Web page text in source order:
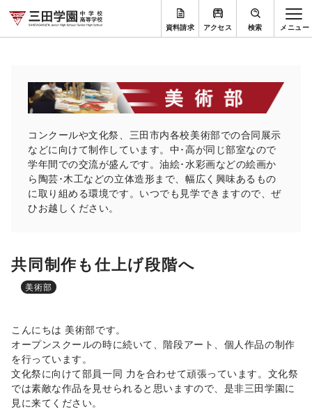
資料請求 アクセス 検索
コンクールや文化祭、三田市内各校美術部での合同展示
などに向けて制作しています。中･高が同じ部室なので
学年間での交流が盛んです。油絵･水彩画などの絵画か
ら陶芸･木工などの立体造形まで、幅広く興味あるもの
に取り組める環境です。いつでも見学できますので、ぜ
ひお越しください。
共同制作も仕上げ段階へ
美術部
こんにちは 美術部です。
オープンスクールの時に続いて、階段アート、個人作品の制作
を行っています。
文化祭に向けて部員一同 力を合わせて頑張っています。文化祭
では素敵な作品を見せられると思いますので、是非三田学園に
見に来てください。